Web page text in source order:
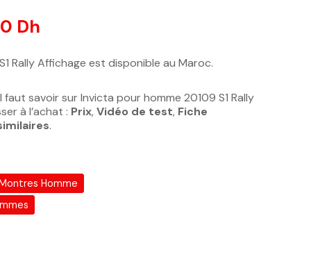
Dh
Rally Affichage est disponible au Maroc.
savoir sur Invicta pour homme 20109 S1 Rally
à l’achat : Prix, Vidéo de test, Fiche
.
Homme